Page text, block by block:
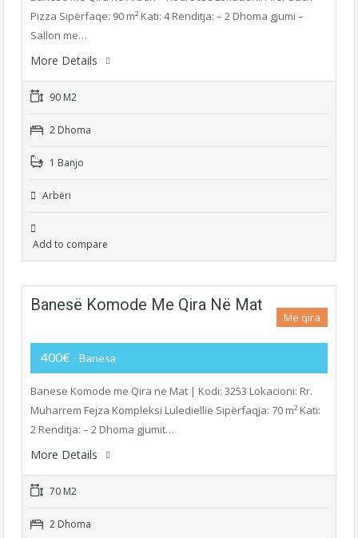
Pizza Sipërfaqe: 90 m² Kati: 4 Renditja: – 2 Dhoma gjumi –
Sallon me…
More Details
90 M2
2 Dhoma
1 Banjo
Arbëri
Add to compare
Banesë Komode Me Qira Në Mat
Me qira
400€ - Banesa
Banese Komode me Qira ne Mat | Kodi: 3253 Lokacioni: Rr.
Muharrem Fejza Kompleksi Lulediellie Sipërfaqja: 70 m² Kati:
2 Renditja: – 2 Dhoma gjumit…
More Details
70 M2
2 Dhoma